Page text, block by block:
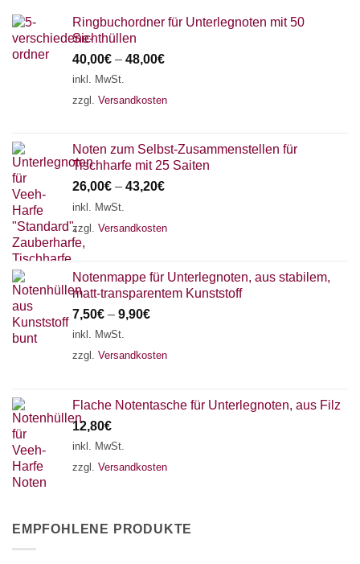
Ringbuchordner für Unterlegnoten mit 50
Sichthüllen
40,00€ – 48,00€
inkl. MwSt.
zzgl. Versandkosten
Noten zum Selbst-Zusammenstellen für
Tischharfe mit 25 Saiten
26,00€ – 43,20€
inkl. MwSt.
zzgl. Versandkosten
Notenmappe für Unterlegnoten, aus stabilem,
matt-transparentem Kunststoff
7,50€ – 9,90€
inkl. MwSt.
zzgl. Versandkosten
Flache Notentasche für Unterlegnoten, aus Filz
12,80€
inkl. MwSt.
zzgl. Versandkosten
EMPFOHLENE PRODUKTE